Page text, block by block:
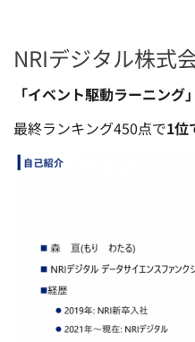
NRIデジタル株
「イベント駆動ラーニング」
最終ランキング450点で1位